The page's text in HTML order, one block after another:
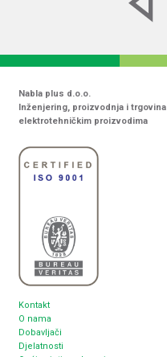
Nabla plus d.o.o.
Inženjering, proizvodnja i trgovina
elektrotehničkim proizvodima
Kontakt
O nama
Dobavljači
Djelatnosti